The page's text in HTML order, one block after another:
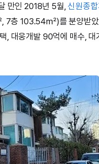
만인 2018년 5월,신원종
7층 103.54㎡)를 분양받았
, 대웅개발 90억에 매수, 대